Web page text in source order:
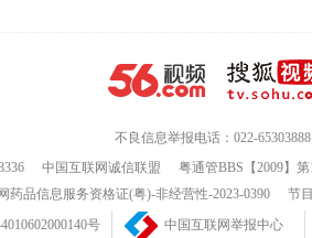
不良信息举报电话：022-65303888
中国互联网诚信联盟
粤通管BBS【2009】
药品信息服务资格证(粤)-非经营性-2023-0390
节
号
中国互联网举报中心